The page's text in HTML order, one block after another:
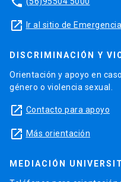
launch Ir al sitio de
DISCRIMINACIÓN Y
Orientación y apoyo en
género o violencia sexual.
launch Contacto para apoyo
launch Más orientación
MEDIACIÓN